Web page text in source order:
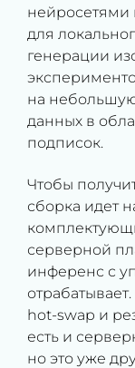
нейросетями
для
генерации
на
данных в
подписок.
Чтобы
сборка идет
серверной
инференс с
hot-swap и
есть и
но это уже